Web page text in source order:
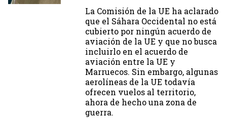
La Comisión de la UE ha aclarado
que el Sáhara Occidental no está
cubierto por ningún acuerdo de
aviación de la UE y que no busca
incluirlo en el acuerdo de
aviación entre la UE y
Marruecos. Sin embargo, algunas
aerolíneas de la UE todavía
ofrecen vuelos al territorio,
ahora de hecho una zona de
guerra.